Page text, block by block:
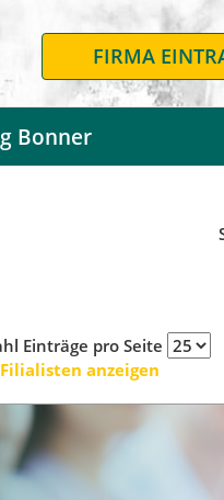
FIRMA
Bonner
Einträge pro Seite
anzeigen